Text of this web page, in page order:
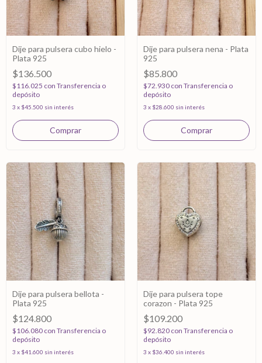
Dije para pulsera cubo hielo -
Plata 925
$136.500
$116.025 con Transferencia o
depósito
3 x $45.500 sin interés
Dije para pulsera nena - Plata
925
$85.800
$72.930 con Transferencia o
depósito
3 x $28.600 sin interés
Dije para pulsera bellota -
Plata 925
$124.800
$106.080 con Transferencia o
depósito
3 x $41.600 sin interés
Dije para pulsera tope
corazon - Plata 925
$109.200
$92.820 con Transferencia o
depósito
3 x $36.400 sin interés